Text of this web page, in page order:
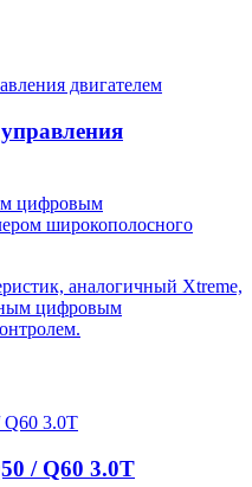
цифровым
широкополосного
аналогичный Xtreme,
цифровым
/ Q60 3.0T